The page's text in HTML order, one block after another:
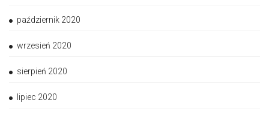
październik 2020
wrzesień 2020
sierpień 2020
lipiec 2020